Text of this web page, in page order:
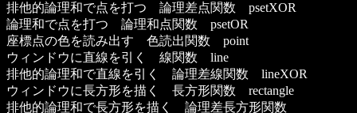
排他的論理和で点を打つ 論理差点関数 psetXOR
論理和で点を打つ 論理和点関数 psetOR
座標点の色を読み出す 色読出関数 point
ウィンドウに直線を引く 線関数 line
排他的論理和で直線を引く 論理差線関数 lineXOR
ウィンドウに長方形を描く 長方形関数 rectangle
排他的論理和で長方形を描く 論理差長方形関数